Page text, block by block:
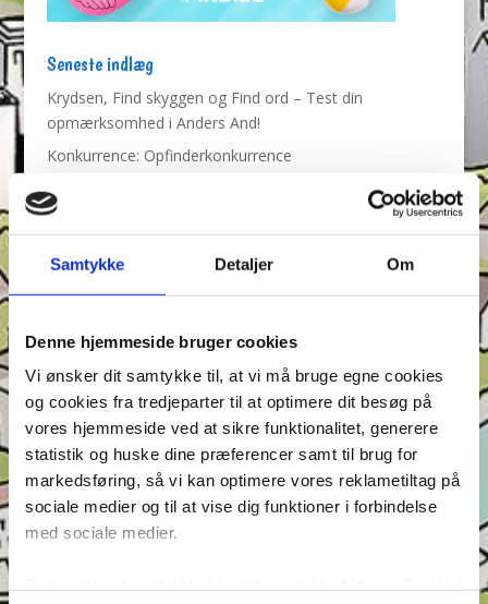
Samtykke Detaljer Om
Denne hjemmeside bruger cookies
Vi ønsker dit samtykke til, at vi må bruge egne cookies
og cookies fra tredjeparter til at optimere dit besøg på
vores hjemmeside ved at sikre funktionalitet, generere
statistik og huske dine præferencer samt til brug for
markedsføring, så vi kan optimere vores reklametiltag på
sociale medier og til at vise dig funktioner i forbindelse
med sociale medier.
Seneste indlæg
Krydsen, Find skyggen og Find ord – Test din
opmærksomhed i Anders And!
Konkurrence: Opfinderkonkurrence
Find ord & Sudoku – Test din opmærksomhed i Anders
And!
opmærksomhed i Anders And!
Find ord, Labyrint & Find 7 fejl – Test din
Tags
Andeby Andeby Posten Anders And
Anders And Co.
Anders Vildand
Bjørne-banden Bøger
Carl Barks
Dagens vittigheder
Don Rosa Du Gådeste
Fedtmule
Joakim von And
Skurkene
Tegnere
Tegnere og forfattere